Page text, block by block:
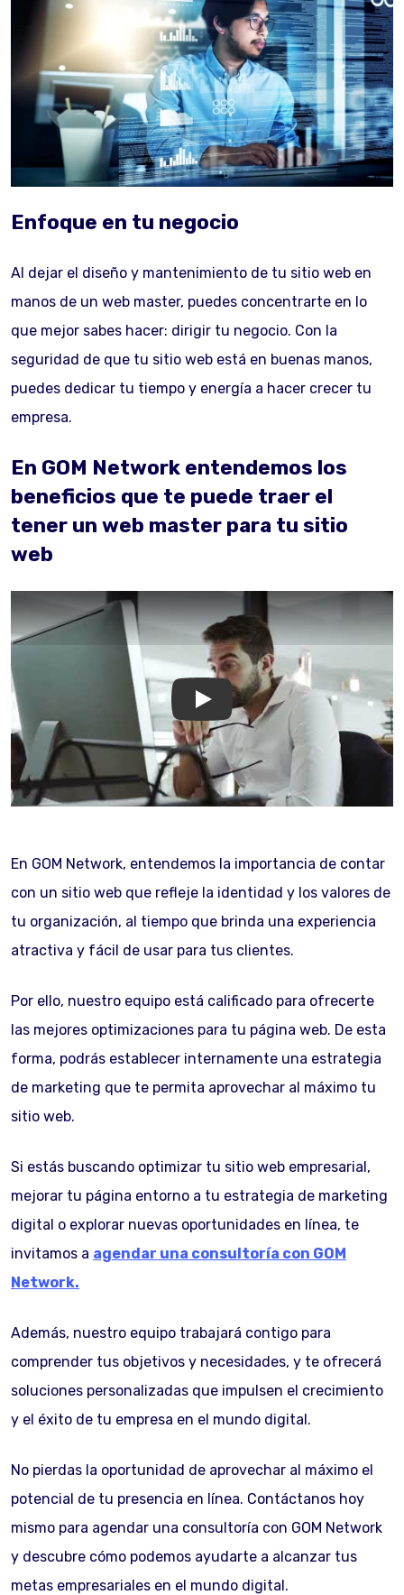
Enfoque en tu negocio
Al dejar el diseño y mantenimiento de tu sitio web en
manos de un web master, puedes concentrarte en lo
que mejor sabes hacer: dirigir tu negocio. Con la
seguridad de que tu sitio web está en buenas manos,
puedes dedicar tu tiempo y energía a hacer crecer tu
empresa.
En GOM Network entendemos los
beneficios que te puede traer el
tener un web master para tu sitio
web
GOM Network
En GOM Network, entendemos la importancia de contar
con un sitio web que refleje la identidad y los valores de
tu organización, al tiempo que brinda una experiencia
atractiva y fácil de usar para tus clientes.
Por ello, nuestro equipo está calificado para ofrecerte
las mejores optimizaciones para tu página web. De esta
forma, podrás establecer internamente una estrategia
de marketing que te permita aprovechar al máximo tu
sitio web.
Si estás buscando optimizar tu sitio web empresarial,
mejorar tu página entorno a tu estrategia de marketing
digital o explorar nuevas oportunidades en línea, te
invitamos a agendar una consultoría con GOM
Network.
Además, nuestro equipo trabajará contigo para
comprender tus objetivos y necesidades, y te ofrecerá
soluciones personalizadas que impulsen el crecimiento
y el éxito de tu empresa en el mundo digital.
No pierdas la oportunidad de aprovechar al máximo el
potencial de tu presencia en línea. Contáctanos hoy
mismo para agendar una consultoría con GOM Network
y descubre cómo podemos ayudarte a alcanzar tus
metas empresariales en el mundo digital.